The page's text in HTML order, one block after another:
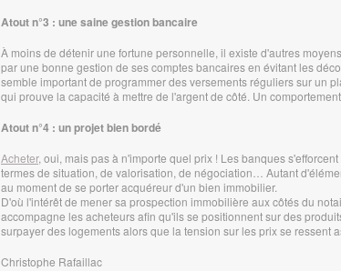
Atout n°3 : une saine gestion bancaire
À moins de détenir une fortune personnelle, il existe d'autres
par une bonne gestion de ses comptes bancaires en évitant les
semble important de programmer des versements réguliers sur un
qui prouve la capacité à mettre de l'argent de côté. Un
Atout n°4 : un projet bien bordé
Acheter, oui, mais pas à n'importe quel prix ! Les banques
termes de situation, de valorisation, de négociation… Autant
au moment de se porter acquéreur d'un bien immobilier.
D'où l'intérêt de mener sa prospection immobilière aux côtés du
accompagne les acheteurs afin qu'ils se positionnent sur des
surpayer des logements alors que la tension sur les prix se ressent
Christophe Rafaillac